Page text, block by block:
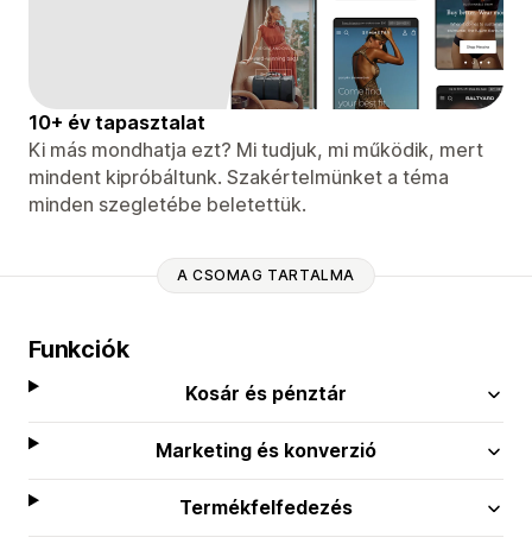
10+ év tapasztalat
Ki más mondhatja ezt? Mi tudjuk, mi működik, mert
mindent kipróbáltunk. Szakértelmünket a téma
minden szegletébe beletettük.
A CSOMAG TARTALMA
Funkciók
Kosár és pénztár
Marketing és konverzió
Termékfelfedezés